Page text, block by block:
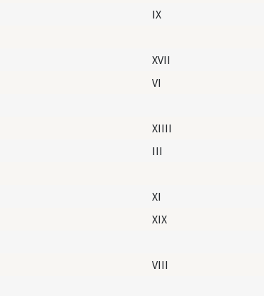
IX
XVII
VI
XIIII
III
XI
XIX
VIII